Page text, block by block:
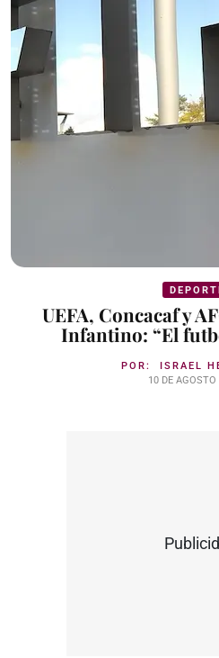
UEFA, Concacaf y
Infantino: “El
POR: ISRAEL
10 DE AGOSTO